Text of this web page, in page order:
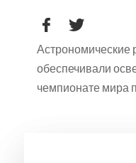
Астрономические
обеспечивали
чемпионате мира